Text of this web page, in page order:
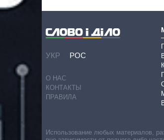
УКР РОС
О НАС
КОНТАКТЫ
ПРАВИЛА
Использование любых материалов,